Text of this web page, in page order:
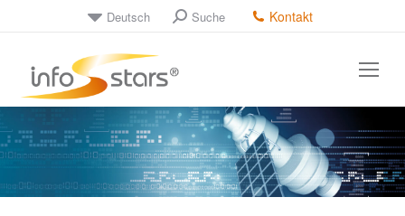
Deutsch Search:Suche Kontakt